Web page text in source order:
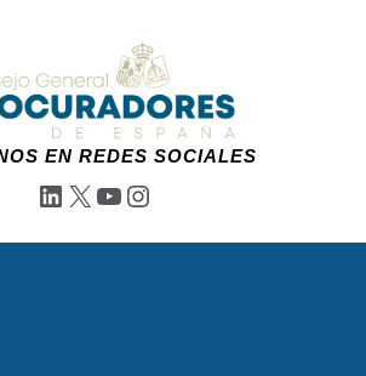
EN REDES SOCIALES
LinkedIn
X YouTube
Instagram